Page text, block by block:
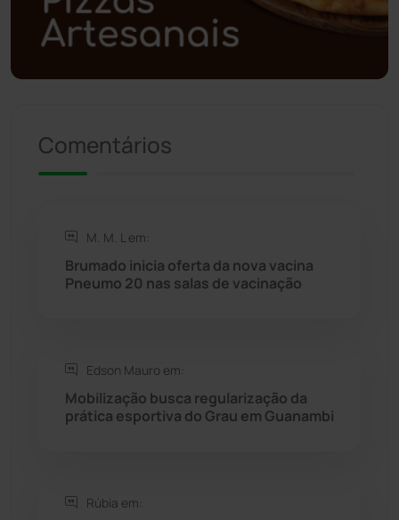
Política (03)
Presidente Jânio Qu... (125)
Rio de Contas
Rio do Antônio
Rio do Pires
Seabra
Sebastião Laranjeiras (96)
Comentários
M. M. L em:
Brumado inicia oferta da nova vacina
Pneumo 20 nas salas de vacinação
Edson Mauro em:
Mobilização busca regularização da
prática esportiva do Grau em Guanambi
Rúbia em: